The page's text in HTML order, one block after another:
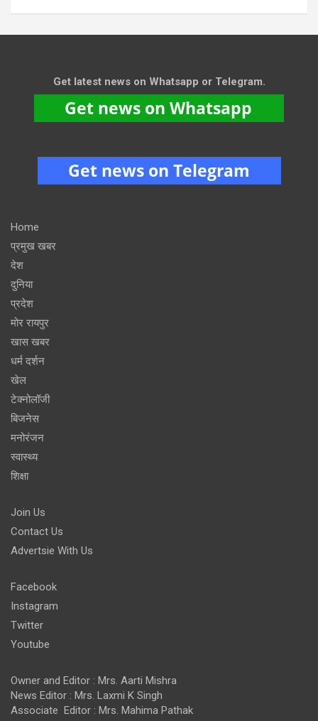
Get latest news on Whatsapp or Telegram.
Home
प्रमुख खबर
देश
दुनिया
प्रदेश
मोर रायपुर
खास खबर
धर्म दर्शन
खेल
टेक्नोलॉजी
बिजनेस
मनोरंजन
स्वास्थ्य
शिक्षा
Join Us
Contact Us
Advertsie With Us
Facebook
Instagram
Twitter
Youtube
Owner and Editor : Mrs. Aarti Mishra
News Editor : Mrs. Laxmi K Singh
Associate Editor : Mrs. Mahima Pathak